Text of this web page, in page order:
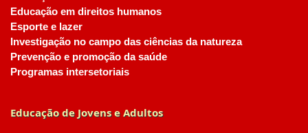
Educação em direitos humanos
Esporte e lazer
Investigação no campo das ciências da natureza
Prevenção e promoção da saúde
Programas intersetoriais
Educação de Jovens e Adultos